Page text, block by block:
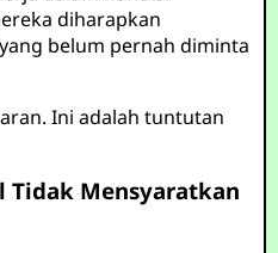
diharapkan
belum pernah diminta
Ini adalah tuntutan
Mensyaratkan